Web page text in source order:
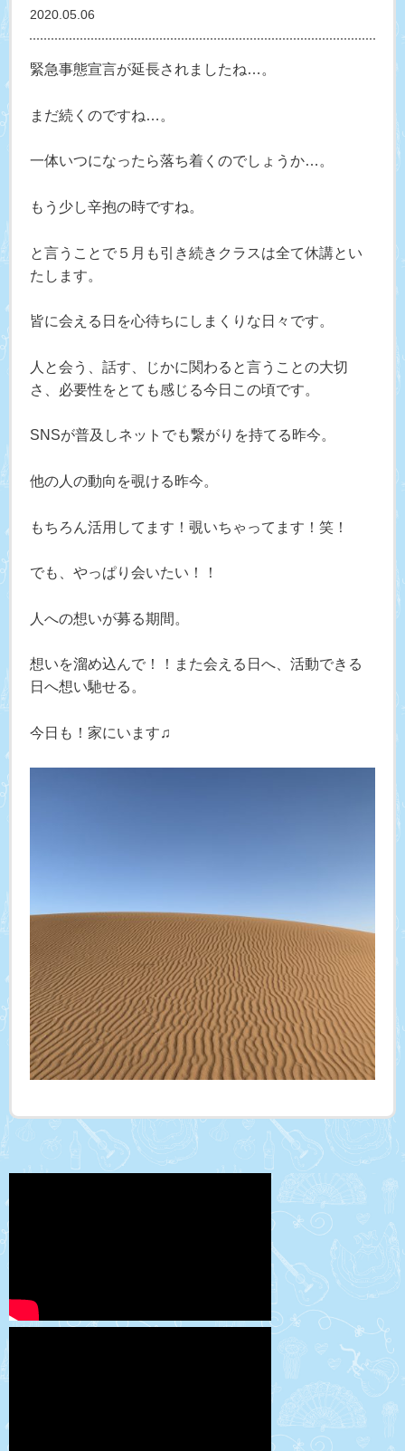
2020.05.06
緊急事態宣言が延長されましたね…。
まだ続くのですね…。
一体いつになったら落ち着くのでしょうか…。
もう少し辛抱の時ですね。
と言うことで５月も引き続きクラスは全て休講とい
たします。
皆に会える日を心待ちにしまくりな日々です。
人と会う、話す、じかに関わると言うことの大切
さ、必要性をとても感じる今日この頃です。
SNSが普及しネットでも繋がりを持てる昨今。
他の人の動向を覗ける昨今。
もちろん活用してます！覗いちゃってます！笑！
でも、やっぱり会いたい！！
人への想いが募る期間。
想いを溜め込んで！！また会える日へ、活動できる
日へ想い馳せる。
今日も！家にいます♫